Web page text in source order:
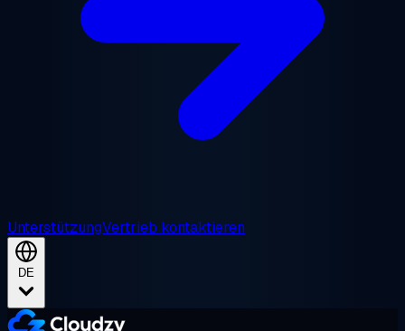
UnterstützungVertrieb kontaktieren
DE